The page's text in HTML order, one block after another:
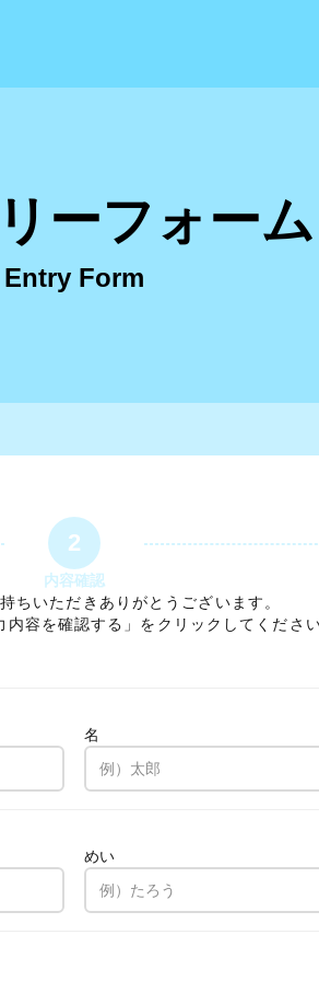
ーフォーム
Entry Form
2
内容確認
ちいただきありがとうございます。
容を確認する」をクリックしてください
名
めい